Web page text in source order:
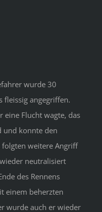
wurde 30
fleissig angegriffen.
eine Flucht wagte, das
und konnte den
folgten weitere Angriff
neutralisiert
des Rennens
einem beherzten
wurde auch er wieder